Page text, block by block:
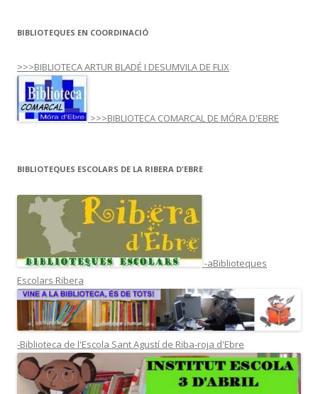
BIBLIOTEQUES EN COORDINACIÓ
>>>BIBLIOTECA ARTUR BLADÉ I DESUMVILA DE FLIX
>>>BIBLIOTECA COMARCAL DE MÓRA D'EBRE
BIBLIOTEQUES ESCOLARS DE LA RIBERA D'EBRE
-aBiblioteques
Escolars Ribera
-Biblioteca de l'Escola Sant Agustí de Riba-roja d'Ebre